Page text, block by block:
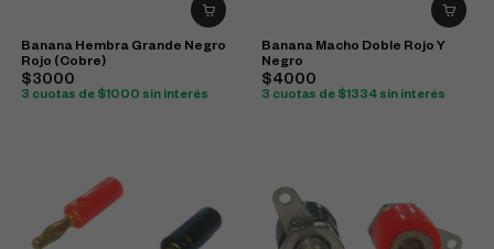
Banana Hembra Grande Negro
Rojo (Cobre)
$3000
3 cuotas de $1000 sin interés
Banana Macho Doble Rojo Y
Negro
$4000
3 cuotas de $1334 sin interés